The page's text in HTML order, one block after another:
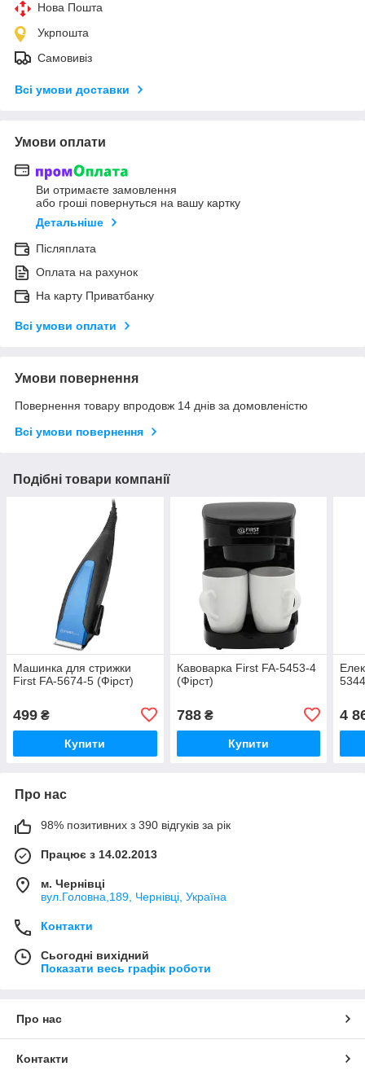
Нова Пошта
Укрпошта
Самовивіз
Всі умови доставки
Умови оплати
Ви отримаєте замовлення
або гроші повернуться на вашу картку
Детальніше
Післяплата
Оплата на рахунок
На карту Приватбанку
Всі умови оплати
Умови повернення
Повернення товару впродовж 14 днів за домовленістю
Всі умови повернення
Подібні товари компанії
Машинка для стрижки
First FA-5674-5 (Фірст)
499 ₴
Купити
Кавоварка First FA-5453-4
(Фірст)
788₴
Купити
4
Про нас
98% позитивних з 390 відгуків за рік
Працює з 14.02.2013
м. Чернівці
вул.Головна,189, Чернівці, Україна
Контакти
Сьогодні вихідний
Показати весь графік роботи
Про нас
Контакти